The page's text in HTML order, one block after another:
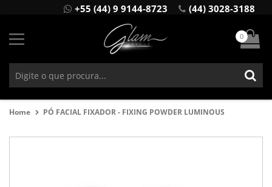
+55 (44) 9 9144-8723 (44) 3028-3188
0
Home PÓ FACIAL FIXADOR - FIXING POWDER LUMINOUS